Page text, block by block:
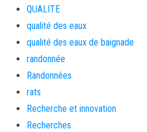
QUALITE
qualité des eaux
qualité des eaux de baignade
randonnée
Randonnées
rats
Recherche et innovation
Recherches